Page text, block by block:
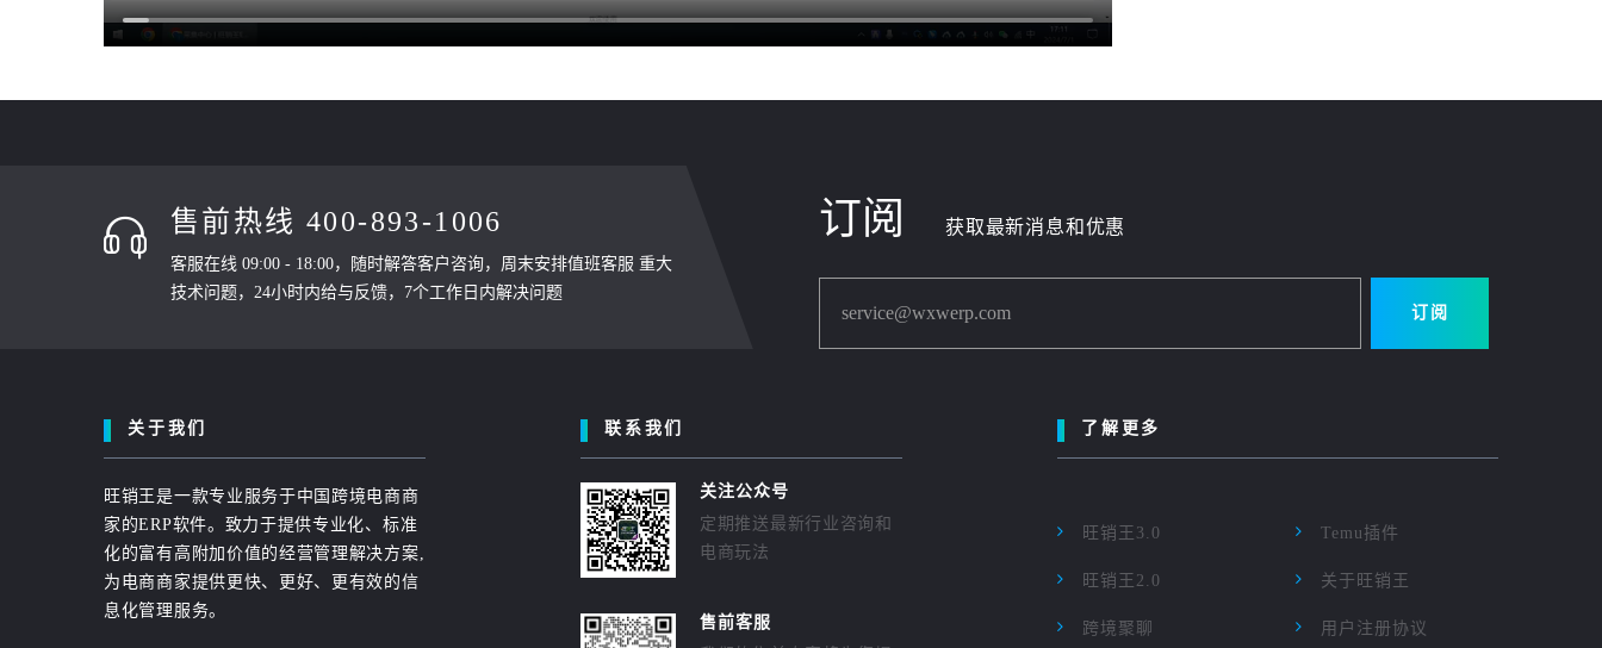
售前热线 400-893-1006
客服在线 09:00 - 18:00，随时解答客户咨询，周末安排值班客服 重大
技术问题，24小时内给与反馈，7个工作日内解决问题
订阅 获取最新消息和优惠
service@wxwerp.com 订阅
关于我们
旺销王是一款专业服务于中国跨境电商商
家的ERP软件。致力于提供专业化、标准
化的富有高附加价值的经营管理解决方案,
为电商商家提供更快、更好、更有效的信
息化管理服务。
联系我们
关注公众号
定期推送最新行业咨询和
电商玩法
售前客服
了解更多
旺销王3.0
旺销王2.0
跨境聚聊
Temu插件
关于旺销王
用户注册协议